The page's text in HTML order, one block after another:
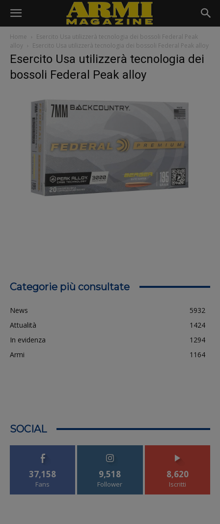
Home
Esercito Usa utilizzerà tecnologia dei bossoli Federal Peak
alloy
Esercito Usa utilizzerà tecnologia dei bossoli Federal Peak alloy
Esercito Usa utilizzerà tecnologia dei
bossoli Federal Peak alloy
Categorie più consultate
News
5932
Attualità
1424
In evidenza
1294
Armi
1164
SOCIAL
37,158
Fans
9,518
Follower
8,620
Iscritti